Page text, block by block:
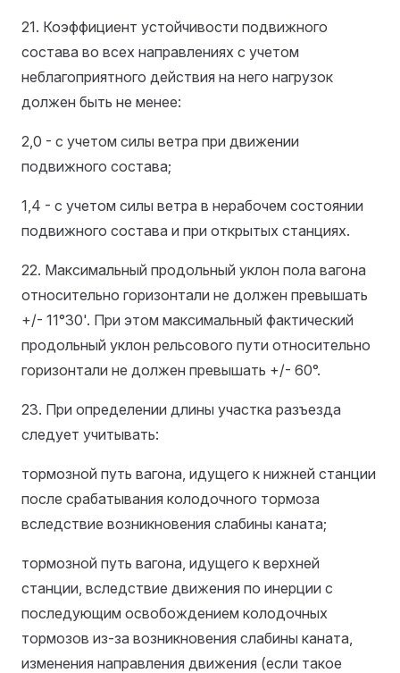
21. Коэффициент устойчивости подвижного
состава во всех направлениях с учетом
неблагоприятного действия на него нагрузок
должен быть не менее:
2,0 - с учетом силы ветра при движении
подвижного состава;
1,4 - с учетом силы ветра в нерабочем состоянии
подвижного состава и при открытых станциях.
22. Максимальный продольный уклон пола вагона
относительно горизонтали не должен превышать
+/- 11°30'. При этом максимальный фактический
продольный уклон рельсового пути относительно
горизонтали не должен превышать +/- 60°.
23. При определении длины участка разъезда
следует учитывать:
тормозной путь вагона, идущего к нижней станции
после срабатывания колодочного тормоза
вследствие возникновения слабины каната;
тормозной путь вагона, идущего к верхней
станции, вследствие движения по инерции с
последующим освобождением колодочных
тормозов из-за возникновения слабины каната,
изменения направления движения (если такое